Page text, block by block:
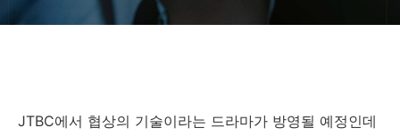
JTBC에서 협상의 기술이라는 드라마가 방영될 예정인데